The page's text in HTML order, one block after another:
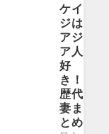
サッ
カー
であ
る南
米の
「サ
ロン
フッ
トボ
カッ
プル
は、
視聴
者人
気も
高く
応援
され
雑誌
「ST
ORY
」の
表紙
を2
年間
飾っ
たこ
ケイ
ジは
アジ
ア人
好
き！
歴代
妻ま
とめ